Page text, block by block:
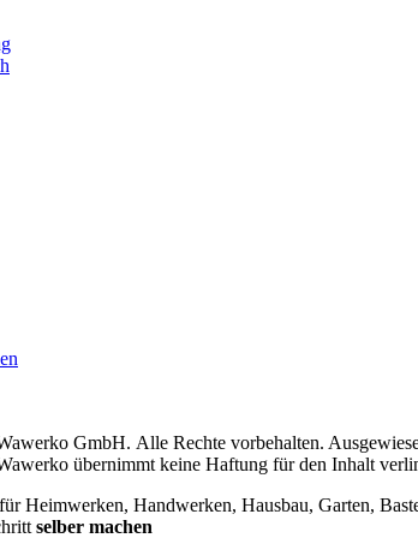
GmbH. Alle Rechte vorbehalten.
übernimmt keine Haftung für den Inhalt
Heimwerken, Handwerken, Hausbau, Garten,
selber machen